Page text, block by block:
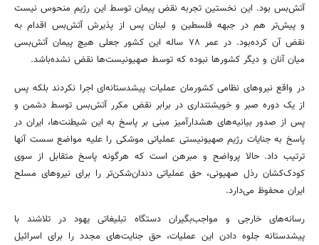
آتش‌بس بود. این نخستین تجربه نقض پیمان توسط این رژیم منحوس نیست
و پیش‌تر هم در جبهه فلسطین و لبنان پس از پذیرش آتش‌بس اقدام به
نقض آن کرده‌بود. در عمر ۷۸ ساله این کشور جعلی هیچ پیمان آتش‌بسی
میان آنان و دیگر کشورها نبوده که توسط صهیونیست‌ها نقض نشده‌باشد.
در واقع نیروهای نظامی کشورمان عملیات پیشدستانه‌ای اجرا نکردند بلکه پس
از یک دوره صبر و خویشتنداری در برابر نقض مکرر آتش‌بس توسط دشمن و
پس از صدور بیانیه‌های هشدارآمیز مبنی بر پاسخ به این شیطنت‌ها، ایران در
پاسخ به جنایات رژیم صهیونیستی عملیاتی موشکی را علیه مواضع سست آنها
ترتیب داد. حالا پرواضح و مبرهن است که هرگونه پاسخ متقابل از سوی
کودک‌کشان رذل صهیونی، حق عملیاتی دندان‌شکن‌تر را برای نیروهای مسلح
ایران محفوظ می‌دارد.
رسانه‌های خارجی و مواجب‌بگیران دستگاه تبلیغاتی یهود در تلاشند با
پیشدستانه جلوه دادن این عملیات، حق جنایت‌های مجدد را برای اسرائیل